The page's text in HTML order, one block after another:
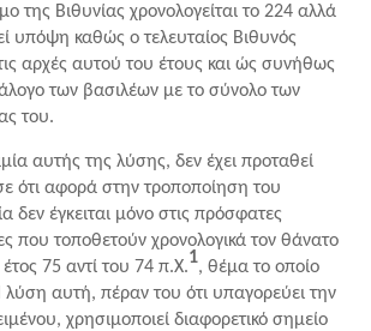
της Βιθυνίας χρονολογείται το 224 αλλά
υπόψη καθώς ο τελευταίος Βιθυνός
αρχές αυτού του έτους και ώς συνήθως
των βασιλέων με το σύνολο των
του.
αυτής της λύσης, δεν έχει προταθεί
ότι αφορά στην τροποποίηση του
δεν έγκειται μόνο στις πρόσφατες
που τοποθετούν χρονολογικά τον θάνατο
75 αντί του 74 π.Χ.1, θέμα το οποίο
λύση αυτή, πέραν του ότι υπαγορεύει την
χρησιμοποιεί διαφορετικό σημείο